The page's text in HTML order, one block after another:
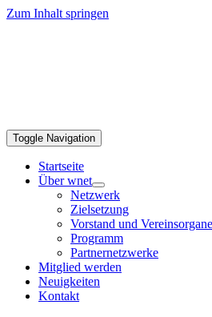
Zum Inhalt springen
Toggle Navigation
Startseite
Über wnet
Netzwerk
Zielsetzung
Vorstand und Vereinsorgane
Programm
Partnernetzwerke
Mitglied werden
Neuigkeiten
Kontakt